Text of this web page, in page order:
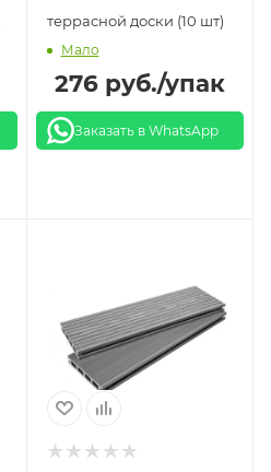
террасной доски (10 шт)
Мало
276руб./упак
Заказать в WhatsApp